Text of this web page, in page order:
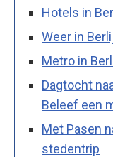
Hotels in
Weer in
Metro in
Dagtocht
Beleef een
Met Pasen
stedentrip